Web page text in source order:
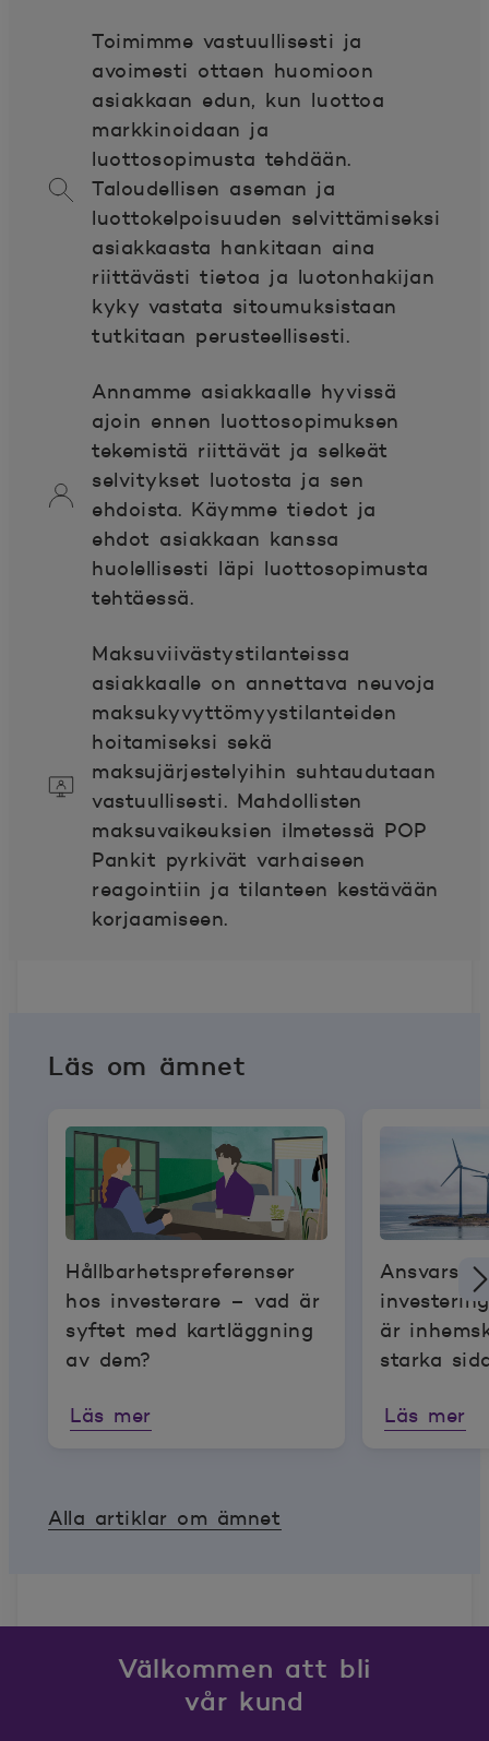
Toimimme vastuullisesti ja
avoimesti ottaen huomioon
asiakkaan edun, kun luottoa
markkinoidaan ja
luottosopimusta tehdään.
Taloudellisen aseman ja
luottokelpoisuuden selvittämiseksi
asiakkaasta hankitaan aina
riittävästi tietoa ja luotonhakijan
kyky vastata sitoumuksistaan
tutkitaan perusteellisesti.
Annamme asiakkaalle hyvissä
ajoin ennen luottosopimuksen
tekemistä riittävät ja selkeät
selvitykset luotosta ja sen
ehdoista. Käymme tiedot ja
ehdot asiakkaan kanssa
huolellisesti läpi luottosopimusta
tehtäessä.
Maksuviivästystilanteissa
asiakkaalle on annettava neuvoja
maksukyvyttömyystilanteiden
hoitamiseksi sekä
maksujärjestelyihin suhtaudutaan
vastuullisesti. Mahdollisten
maksuvaikeuksien ilmetessä POP
Pankit pyrkivät varhaiseen
reagointiin ja tilanteen kestävään
korjaamiseen.
Läs om ämnet
Hållbarhetspreferenser
hos investerare – vad är
syftet med kartläggning
av dem?
Läs mer
är
starka
Läs mer
Alla artiklar om ämnet
Välkommen att bli
vår kund